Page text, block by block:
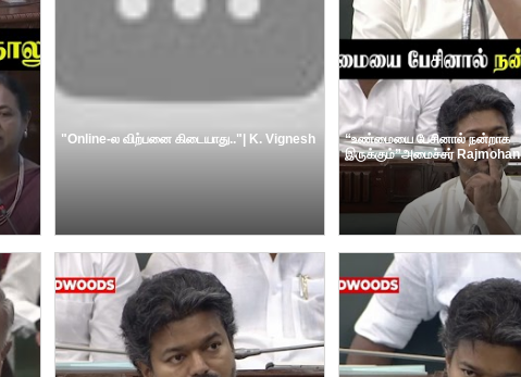
"Online-ல விற்பனை கிடையாது.."| K. Vignesh
“உண்மையை பேசினால் நன்றாக
இருக்கும்”அமைச்சர் Rajmohan